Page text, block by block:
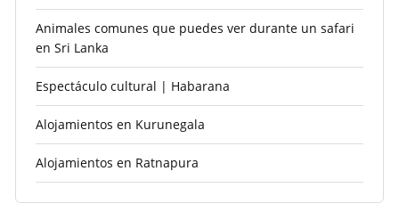
Animales comunes que puedes ver durante un safari
en Sri Lanka
Espectáculo cultural | Habarana
Alojamientos en Kurunegala
Alojamientos en Ratnapura